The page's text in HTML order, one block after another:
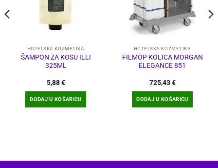
HOTELSKA KOZMETIKA
ŠAMPON ZA KOSU ILLI
325ML
5,88€
DODAJ U KOŠARICU
HOTELSKA KOZMETIKA
FILMOP KOLICA MORGAN
ELEGANCE 851
725,43€
DODAJ U KOŠARICU